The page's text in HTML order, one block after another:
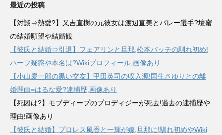
最近の投稿
【対談⇒熱愛?】又吉直樹の元彼女は渡辺直美とバレー選手?壇蜜
の結婚願望や結婚観
【彼氏と結婚⇒引退】フェアリンと旦那,松本バッチの馴れ初め!
ハーフ疑惑や本名は?Wikiプロフィール,画像あり
【小山慶一郎の黒い交友】甲田英司の収入源!国生さゆりとの離
婚理由=はるな愛?逮捕歴,画像あり
【死因は?】モブディープのプロディジーが死去!過去の逮捕歴や
理由!画像あり
【彼氏と結婚】プロレス風香と一輝が嫁,旦那に!馴れ初めやWiki